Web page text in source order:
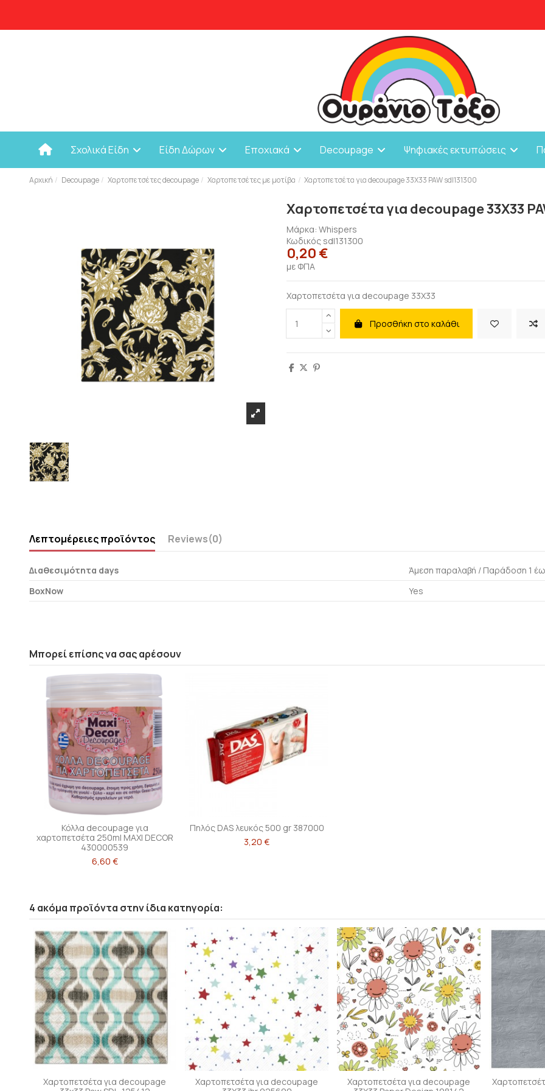
Σχολικά Είδη Είδη Δώρων Εποχιακά Decoupage Ψηφιακές εκτυπώσεις
Αρχική Decoupage Χαρτοπετσέτες decoupage Χαρτοπετσέτες με μοτίβα Χαρτοπετσέτα για decoupage 33X33 PAW sdl131300
Χαρτοπετσέτα για decoupage 33X33
Μάρκα: Whispers
Κωδικός sdl131300
0,20 €
με ΦΠΑ
Χαρτοπετσέτα για decoupage 33X33
Προσθήκη στο καλάθι
Λεπτομέρειες προϊόντος Reviews(0)
Διαθεσιμότητα days
Άμεση παραλαβή / Παράδoση 1
BoxNow
Yes
Μπορεί επίσης να σας αρέσουν
Κόλλα decoupage για
χαρτοπετσέτα 250ml MAXI DECOR
430000539
6,60 €
Πηλός DAS λευκός 500 gr 387000
3,20 €
4 ακόμα προϊόντα στην ίδια κατηγορία:
Χαρτοπετσέτα για decoupage
Χαρτοπετσέτα για decoupage
Χαρτοπετσέτα για decoupage